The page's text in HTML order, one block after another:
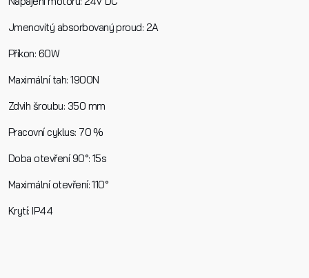
Jmenovitý absorbovaný proud: 2A
Příkon: 60W
Maximální tah: 1900N
Zdvih šroubu: 350 mm
Pracovní cyklus: 70 %
Doba otevření 90°: 15s
Maximální otevření: 110°
Krytí: IP44